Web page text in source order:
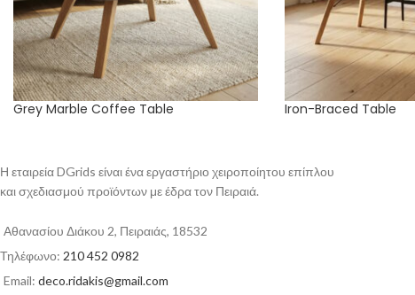
Grey Marble Coffee Table Iron-Braced Table
Η εταιρεία DGrids είναι ένα εργαστήριο χειροποίητου επίπλου
και σχεδιασμού προϊόντων με έδρα τον Πειραιά.
Αθανασίου Διάκου 2, Πειραιάς, 18532
Τηλέφωνο: 210 452 0982
Email: deco.ridakis@gmail.com